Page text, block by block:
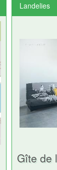
Landelies
Gîte de